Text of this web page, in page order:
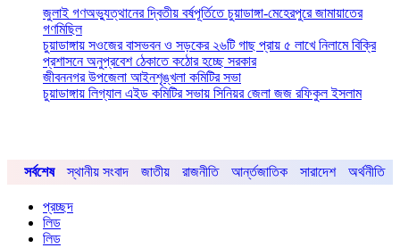
জুলাই গণঅভ্যুত্থানের দ্বিতীয় বর্ষপূর্তিতে চুয়াডাঙ্গা-মেহেরপুরে জামায়াতের
গণমিছিল
চুয়াডাঙ্গায় সওজের বাসভবন ও সড়কের ২৬টি গাছ প্রায় ৫ লাখে নিলামে বিক্রি
প্রশাসনে অনুপ্রবেশ ঠেকাতে কঠোর হচ্ছে সরকার
জীবননগর উপজেলা আইনশৃঙ্খলা কমিটির সভা
চুয়াডাঙ্গায় লিগ্যাল এইড কমিটির সভায় সিনিয়র জেলা জজ রফিকুল ইসলাম
সর্বশেষ স্থানীয় সংবাদ জাতীয় রাজনীতি আর্ন্তজাতিক সারাদেশ অর্থনীতি
প্রচ্ছদ
লিড
লিড